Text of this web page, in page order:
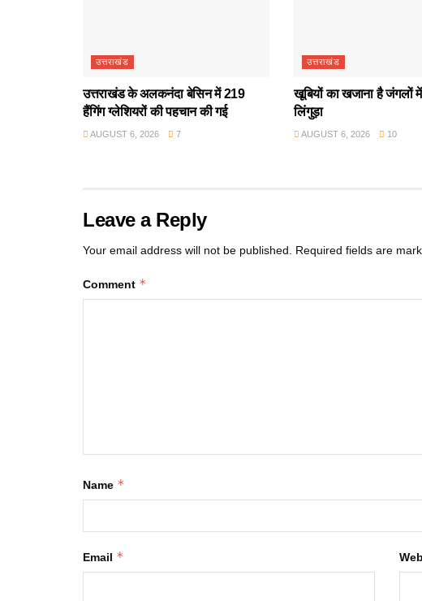
उत्तराखंड
उत्तराखंड के अलकनंदा बेसिन में 219
हैंगिंग ग्लेशियरों की पहचान की गई
AUGUST 6, 2026 7
उत्तराखंड
खूबियों का खजाना है जंगलों
लिंगुड़ा
AUGUST 6, 2026 10
Leave a Reply
Your email address will not be published. Required fields are
Comment *
Name *
Email *